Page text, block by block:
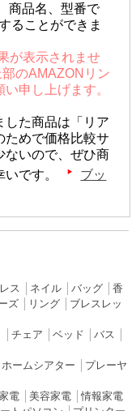
商品名、型番で
ることができま
が表示されませ
のAMAZONリン
申し上げます。
た商品は「リア
ためで価格比較サ
ないので、ぜひ商
です。
ブッ
ス ネイル│ バッグ│ 香
ズ│ リング│ ブレスレッ
チェア ベッド バス
ホームシアター
プレーヤ
電│ 美容家電│情報家電